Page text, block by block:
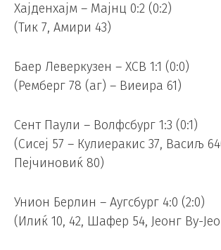
Хајденхајм – Мајнц 0:2 (0:2)
(Тик 7, Амири 43)
Баер Леверкузен – ХСВ 1:1 (0:0)
(Ремберг 78 (аг) – Виеира 61)
Сент Паули – Волфсбург 1:3 (0:1)
(Сисеј 57 – Кулиеракис 37, Васиљ
Пејчиновиќ 80)
Унион Берлин – Аугсбург 4:0 (2:0)
(Илиќ 10, 42, Шафер 54, Јеонг Ву-